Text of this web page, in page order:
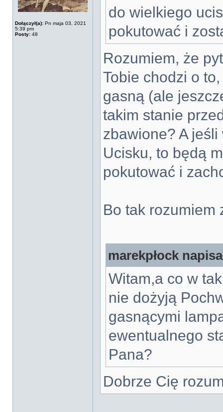
Dołączył(a): Pn maja 03, 2021
5:39 pm
Posty: 48
do wielkiego
pokutować i
Rozumiem, że
Tobie chodzi o
gasną (ale
takim stanie
zbawione? A
Ucisku, to będą
pokutować i
Bo tak rozumiem
marekpłock
Witam,a co w
nie dożyją
gasnącymi
ewentualnego
Pana?
Dobrze Cię